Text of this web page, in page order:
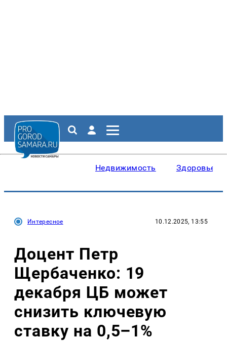
Недвижимость Здоровье
Интересное 10.12.2025, 13:55
Доцент Петр
Щербаченко: 19
декабря ЦБ может
снизить ключевую
ставку на 0,5–1%